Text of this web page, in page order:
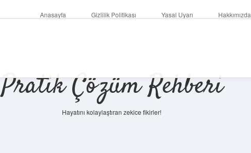
Anasayfa Gizlilik Politikası Yasal Uyarı Hakkımızda
Pratik Çözüm Rehberi
Hayatını kolaylaştıran zekice fikirler!